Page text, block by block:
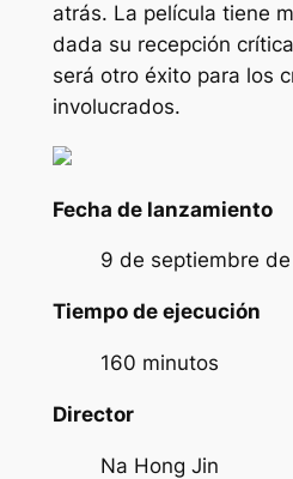
atrás. La película tiene
dada su recepción
será otro éxito para los
involucrados.
Fecha de lanzamiento
9 de septiembre
Tiempo de ejecución
160 minutos
Director
Na Hong Jin